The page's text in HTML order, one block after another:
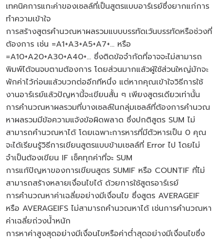
เทคนิคการแกะค่าของเซลล์ที่เป็นสูตรแบบอาร์เรย์ซึ่งยากแก่การ
ทำความเข้าใจ
การสร้างสูตรคำนวณหาผลรวมแบบบรรทัดเว้นบรรทัดหรือช่วงที่
ต้องการ เช่น =A1+A3+A5+A7+… หรือ
=A10+A20+A30+A40+… ซึ่งติดข้อจำกัดที่อาจจะไม่สามารถ
พิมพ์ได้จนจบตามต้องการ โดยส่วนมากแล้วผู้ใช้ส่วนใหญ่มักจะ
พักค่าไว้ก่อนแล้วบวกต่ออีกทีหนึ่ง แต่หากคุณเข้าใจวิธีการใช้
งานอาร์เรย์แล้วปัญหานี้จะเขียนสั้น ๆ เพียงสูตรเดียวเท่านั้น
การคำนวณหาผลรวมที่บางเซลล์ในกลุ่มเซลล์ที่ต้องการคำนวณ
หาผลรวมมีข้อความแจ้งข้อผิดพลาด ซึ่งปกติสูตร SUM ไม่
สามารถคำนวณหาได้ โดยเฉพาะการหารที่มีตัวหารเป็น 0 คุณ
จะได้เรียนรู้วิธีการเขียนสูตรแบบข้ามเซลล์ที่ Error ไป โดยไม่
จำเป็นต้องเขียน IF เช็คทุกค่าที่จะ SUM
การแก้ปัญหาของการเขียนสูตร SUMIF หรือ COUNTIF ที่ไม่
สามารถสร้างหลายเงื่อนไขได้ ด้วยการใช้สูตรอาร์เรย์
การคำนวณหาค่าเฉลี่ยอย่างมีเงื่อนไข ซึ่งสูตร AVERAGEIF
หรือ AVERAGEIFS ไม่สามารถคำนวณหาได้ เช่นการคำนวณหา
ค่าเฉลี่ยถ่วงน้ำหนัก
การหาค่าสูงสุดอย่างมีเงื่อนไขหรือค่าต่ำสุดอย่างมีเงื่อนไขซึ่ง